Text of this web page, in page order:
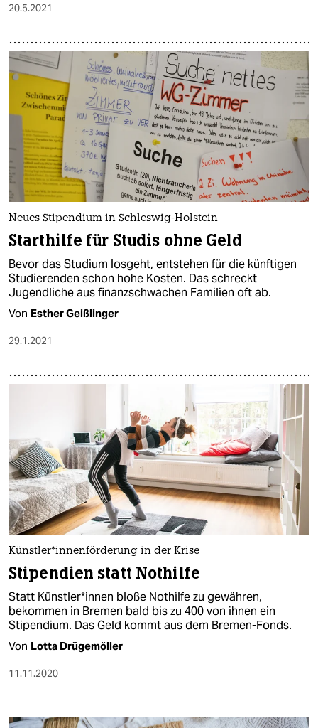
20.5.2021
Neues Stipendium in Schleswig-Holstein
Starthilfe für Studis ohne Geld
Bevor das Studium losgeht, entstehen für die künftigen
Studierenden schon hohe Kosten. Das schreckt
Jugendliche aus finanzschwachen Familien oft ab.
Von Esther Geißlinger
29.1.2021
Künstler*innenförderung in der Krise
Stipendien statt Nothilfe
Statt Künstler*innen bloße Nothilfe zu gewähren,
bekommen in Bremen bald bis zu 400 von ihnen ein
Stipendium. Das Geld kommt aus dem Bremen-Fonds.
Von Lotta Drügemöller
11.11.2020